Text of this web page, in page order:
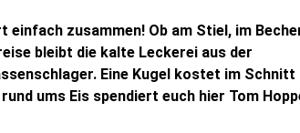
einfach zusammen! Ob am Stiel, im
bleibt die kalte Leckerei aus der
Eine Kugel kostet im Schnitt
ums Eis spendiert euch hier Tom